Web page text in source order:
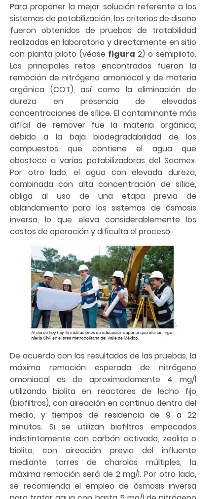
Para proponer la mejor solución referente a los
sistemas de potabilización, los criterios de diseño
fueron obtenidos de pruebas de tratabilidad
realizadas en laboratorio y directamente en sitio
con planta piloto (véase figura2) o semipiloto.
Los principales retos encontrados fueron la
remoción de nitrógeno amoniacal y de materia
orgánica (COT), así como la eliminación de
dureza en presencia de elevadas
concentraciones de sílice. El contaminante más
difícil de remover fue la materia orgánica,
debido a la baja biodegradabilidad de los
compuestos que contiene el agua que
abastece a varias potabilizadoras del Sacmex.
Por otro lado, el agua con elevada dureza,
combinada con alta concentración de sílice,
obliga al uso de una etapa previa de
ablandamiento para los sistemas de ósmosis
inversa, lo que eleva considerablemente los
costos de operación y dificulta el proceso.
De acuerdo con los resultados de las pruebas, la
máxima remoción esperada de nitrógeno
amoniacal es de aproximadamente 4 mg/l
utilizando biolita en reactores de lecho fijo
(biofiltros), con aireación en continuo dentro del
medio, y tiempos de residencia de 9 a 22
minutos. Si se utilizan biofiltros empacados
indistintamente con carbón activado, zeolita o
biolita, con aireación previa del influente
mediante torres de charolas múltiples, la
máxima remoción será de 2 mg/l. Por otro lado,
se recomienda el empleo de ósmosis inversa